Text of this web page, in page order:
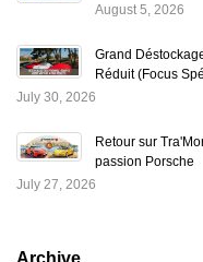
August 5, 2026
Grand
Réduit (Focus
July 30, 2026
Retour sur
passion Porsche
July 27, 2026